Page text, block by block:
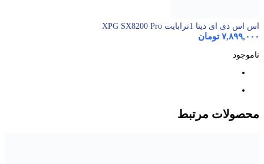
اس اس دی ای دیتا 1ترابایت XPG SX8200 Pro
۷,۸۹۹,۰۰۰ تومان
ناموجود
محصولات مرتبط